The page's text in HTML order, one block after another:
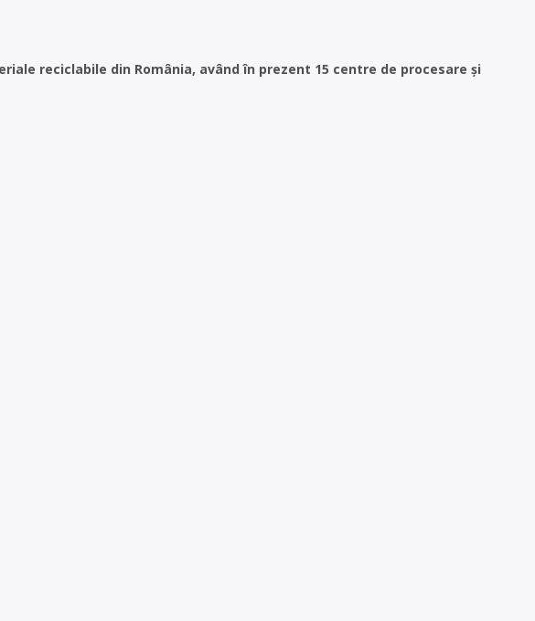
reciclabile din România, având în prezent 15 centre de procesare și